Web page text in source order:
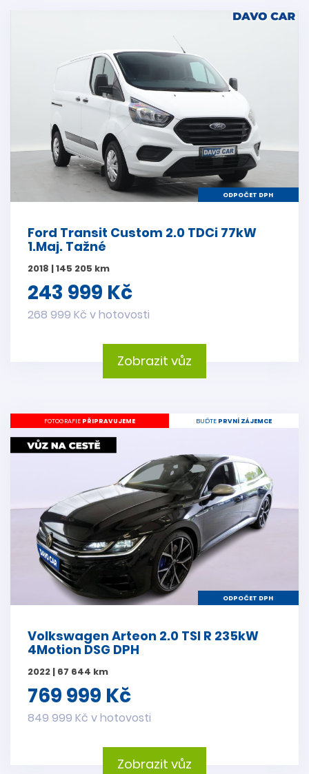
ODPOČET DPH
Ford Transit Custom 2.0 TDCi 77kW
1.Maj. Tažné
2018 | 145 205 km
243 999 Kč
268 999 Kč v hotovosti
Zobrazit vůz
FOTOGRAFIE PŘIPRAVUJEME BUĎTE PRVNÍ ZÁJEMCE
ODPOČET DPH
Volkswagen Arteon 2.0 TSI R 235kW
4Motion DSG DPH
2022 | 67 644 km
769 999 Kč
849 999 Kč v hotovosti
Zobrazit vůz